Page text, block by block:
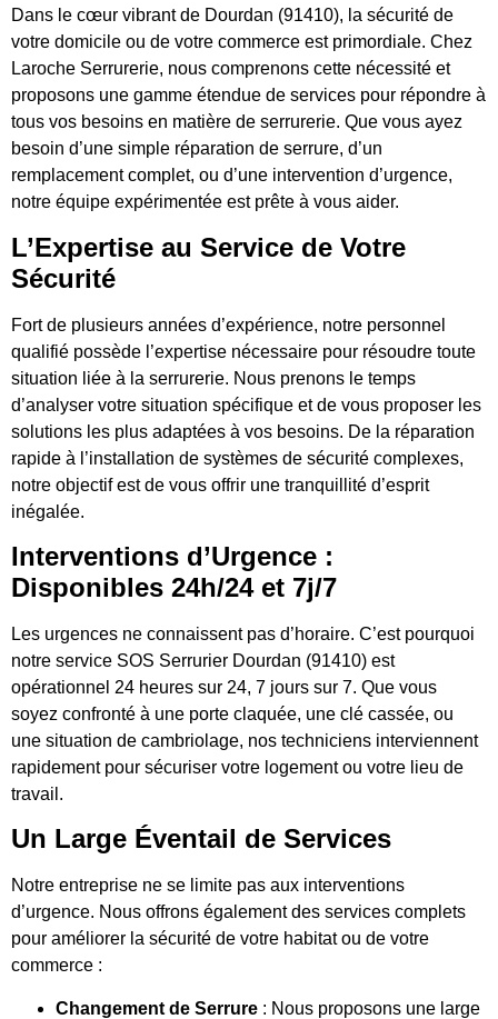
Dans le cœur vibrant de Dourdan (91410), la sécurité de
votre domicile ou de votre commerce est primordiale. Chez
Laroche Serrurerie, nous comprenons cette nécessité et
proposons une gamme étendue de services pour répondre à
tous vos besoins en matière de serrurerie. Que vous ayez
besoin d’une simple réparation de serrure, d’un
remplacement complet, ou d’une intervention d’urgence,
notre équipe expérimentée est prête à vous aider.
L’Expertise au Service de Votre
Sécurité
Fort de plusieurs années d’expérience, notre personnel
qualifié possède l’expertise nécessaire pour résoudre toute
situation liée à la serrurerie. Nous prenons le temps
d’analyser votre situation spécifique et de vous proposer les
solutions les plus adaptées à vos besoins. De la réparation
rapide à l’installation de systèmes de sécurité complexes,
notre objectif est de vous offrir une tranquillité d’esprit
inégalée.
Interventions d’Urgence :
Disponibles 24h/24 et 7j/7
Les urgences ne connaissent pas d’horaire. C’est pourquoi
notre service SOS Serrurier Dourdan (91410) est
opérationnel 24 heures sur 24, 7 jours sur 7. Que vous
soyez confronté à une porte claquée, une clé cassée, ou
une situation de cambriolage, nos techniciens interviennent
rapidement pour sécuriser votre logement ou votre lieu de
travail.
Un Large Éventail de Services
Notre entreprise ne se limite pas aux interventions
d’urgence. Nous offrons également des services complets
pour améliorer la sécurité de votre habitat ou de votre
commerce :
Changement de Serrure : Nous proposons une large